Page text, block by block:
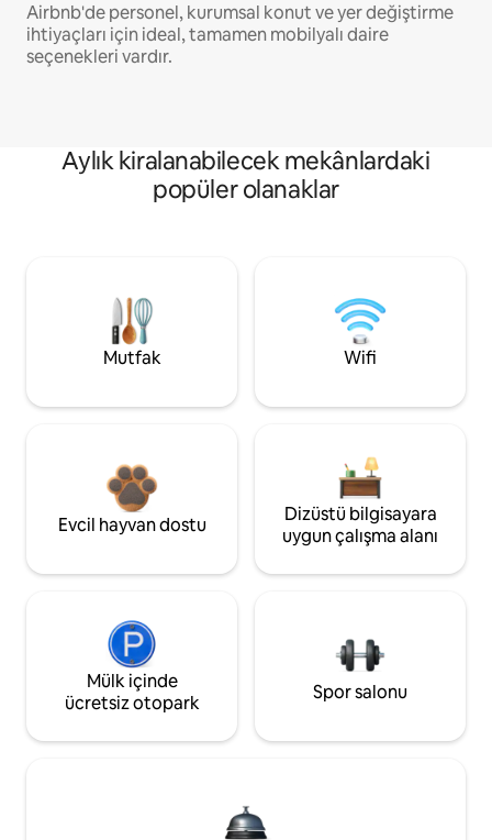
Airbnb'de personel, kurumsal konut ve yer değiştirme
ihtiyaçları için ideal, tamamen mobilyalı daire
seçenekleri vardır.
Aylık kiralanabilecek mekânlardaki
popüler olanaklar
Mutfak Wifi
Evcil hayvan dostu
Dizüstü bilgisayara
uygun çalışma alanı
Mülk içinde
ücretsiz otopark
Spor salonu